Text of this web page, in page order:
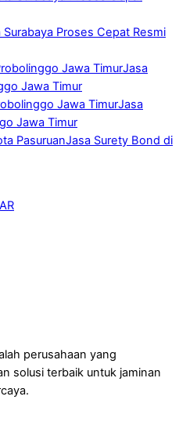
Proses Cepat Resmi
Jasa
Jawa Timur
Jasa
Jawa Timur
Jasa Surety Bond di
perusahaan yang
solusi terbaik untuk jaminan